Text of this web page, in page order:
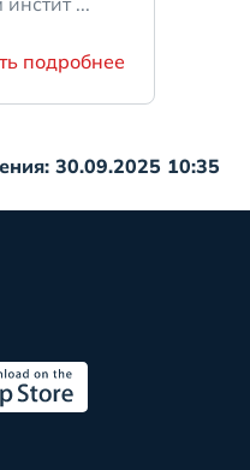
подробнее
30.09.2025 10:35